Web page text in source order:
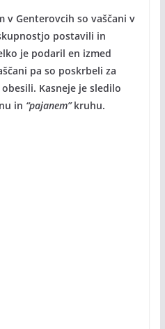
v Genterovcih so vaščani v
postavili in
je podaril en izmed
pa so poskrbeli za
Kasneje je sledilo
in “pajanem”kruhu.